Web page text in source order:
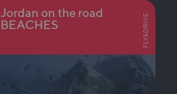
Jordan on the road
BEACHES
FLY&DRIVE